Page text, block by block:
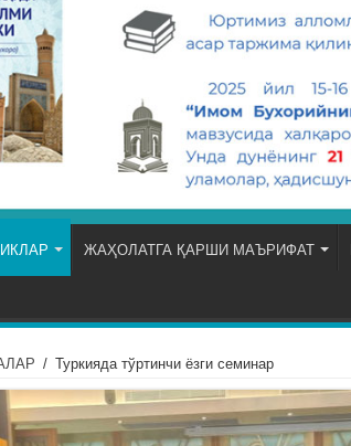
ЖАҲОЛАТГА ҚАРШИ МАЪРИФАТ
/ Туркияда тўртинчи ёзги семинар